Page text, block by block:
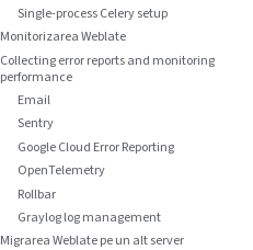
Single-process Celery setup
Monitorizarea Weblate
Collecting error reports and monitoring
performance
Email
Sentry
Google Cloud Error Reporting
OpenTelemetry
Rollbar
Graylog log management
Migrarea Weblate pe un alt server